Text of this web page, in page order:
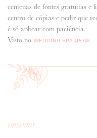
centenas de fontes gratuitas
centro de cópias e pedir que
é só aplicar com paciência.
Visto no WEDDING SPARROW.
comentar